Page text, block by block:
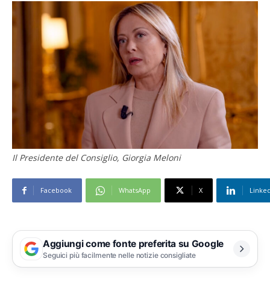
Il Presidente del Consiglio, Giorgia Meloni
Facebook WhatsApp X
Aggiungi come fonte preferita su Google
Seguici più facilmente nelle notizie consigliate